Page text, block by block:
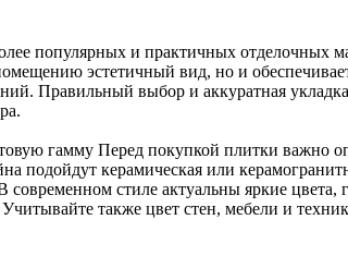
популярных и практичных отделочных
эстетичный вид, но и
Правильный выбор и аккуратная
гамму Перед покупкой плитки важно
подойдут керамическая или
современном стиле актуальны яркие цвета,
также цвет стен, мебели и